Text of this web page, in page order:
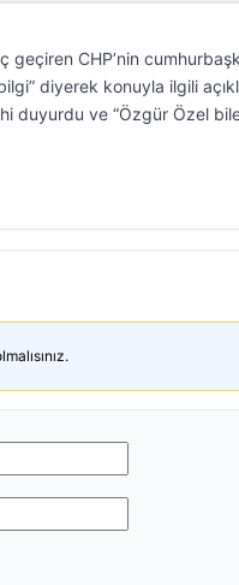
geçiren CHP’nin
diyerek konuyla ilgili
duyurdu ve “Özgür Özel